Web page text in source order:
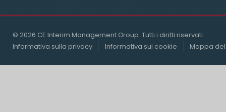
© 2026 CE Interim Management Group. Tutti i diritti riservati.
Informativa sulla privacy
Informativa sui cookie Mappa